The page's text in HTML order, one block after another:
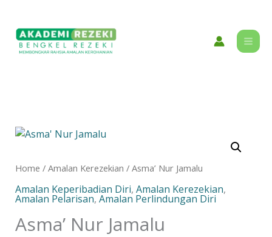
content
Home / Amalan Kerezekian / Asma’ Nur Jamalu
Amalan Keperibadian Diri, Amalan Kerezekian,
Amalan Pelarisan, Amalan Perlindungan Diri
Asma’ Nur Jamalu
Asma'
Jamalu